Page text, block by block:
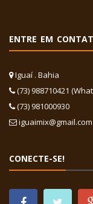
ENTRE EM
Iguaí . Bahia
(73) 988710421
(73) 981000930
iguaimix@gmail.com
CONECTE-SE!